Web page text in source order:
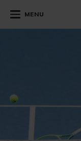
MENU